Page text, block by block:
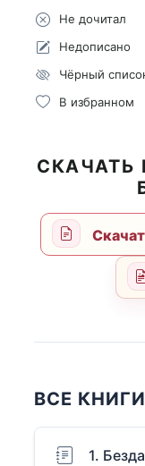
Не дочитал
Недописано
Чёрный
В избранном
СКАЧАТЬ
ВСЕ
1.